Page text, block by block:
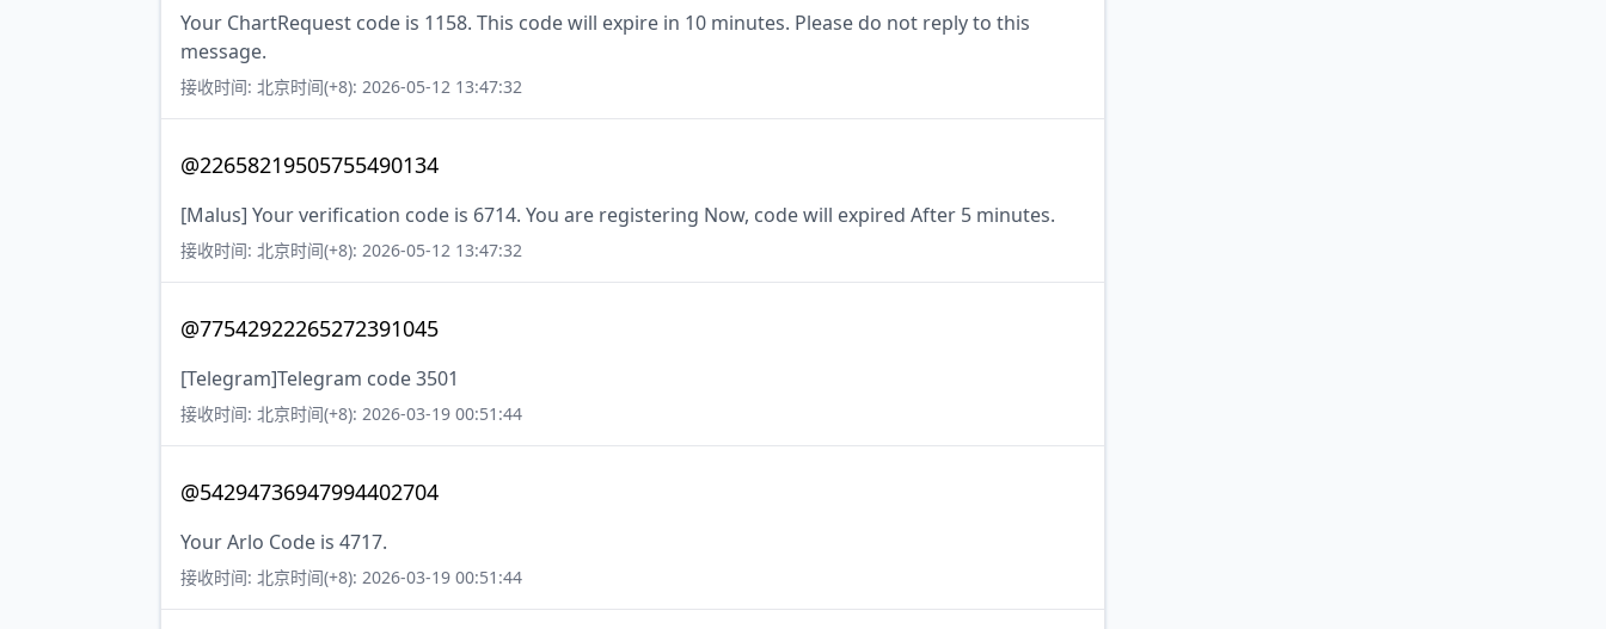
Your ChartRequest code is 1158. This code will expire in 10 minutes. Please do not reply to this
message.
接收时间: 北京时间(+8): 2026-05-12 13:47:32
@22658219505755490134
[Malus] Your verification code is 6714. You are registering Now, code will expired After 5 minutes.
接收时间: 北京时间(+8): 2026-05-12 13:47:32
@77542922265272391045
[Telegram]Telegram code 3501
接收时间: 北京时间(+8): 2026-03-19 00:51:44
@54294736947994402704
Your Arlo Code is 4717.
接收时间: 北京时间(+8): 2026-03-19 00:51:44